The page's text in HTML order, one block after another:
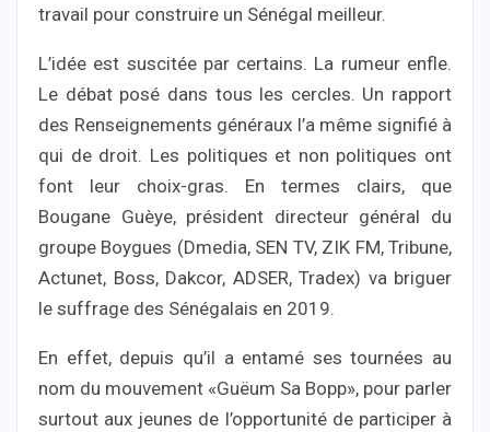
travail pour construire un Sénégal meilleur.
L’idée est suscitée par certains. La rumeur enfle.
Le débat posé dans tous les cercles. Un rapport
des Renseignements généraux l’a même signifié à
qui de droit. Les politiques et non politiques ont
font leur choix-gras. En termes clairs, que
Bougane Guèye, président directeur général du
groupe Boygues (Dmedia, SEN TV, ZIK FM, Tribune,
Actunet, Boss, Dakcor, ADSER, Tradex) va briguer
le suffrage des Sénégalais en 2019.
En effet, depuis qu’il a entamé ses tournées au
nom du mouvement «Guëum Sa Bopp», pour parler
surtout aux jeunes de l’opportunité de participer à